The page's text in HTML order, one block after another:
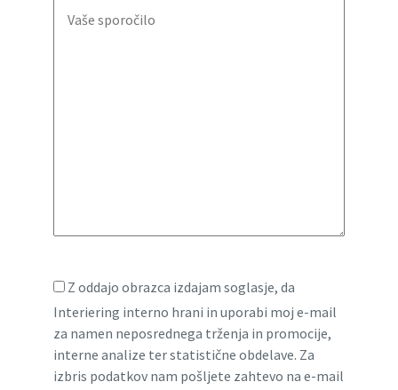
Z oddajo obrazca izdajam soglasje, da
Interiering interno hrani in uporabi moj e-mail
za namen neposrednega trženja in promocije,
interne analize ter statistične obdelave. Za
izbris podatkov nam pošljete zahtevo na e-mail